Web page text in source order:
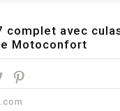
complet avec
Motoconfort